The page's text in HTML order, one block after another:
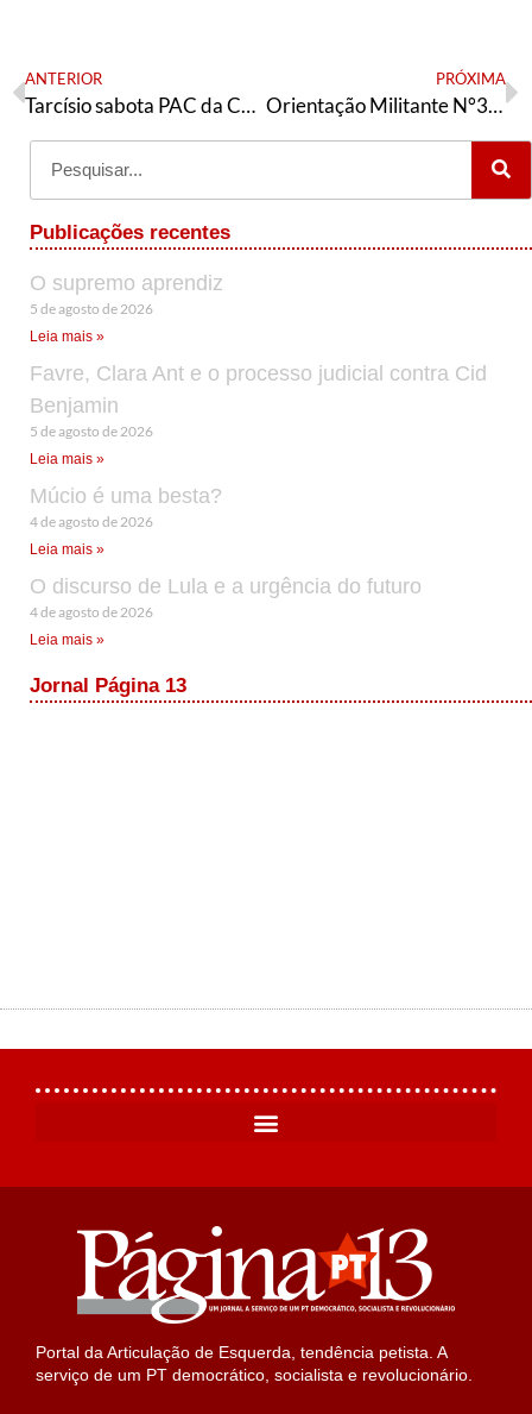
ANTERIOR
Tarcísio sabota PAC da Cultura e abre mão de milhões para construção de espaços culturais
PRÓXIMA
Orientação Militante N°394 (09 de dezembro de 2023)
Publicações recentes
O supremo aprendiz
5 de agosto de 2026
Leia mais »
Favre, Clara Ant e o processo judicial contra Cid
Benjamin
5 de agosto de 2026
Leia mais »
Múcio é uma besta?
4 de agosto de 2026
Leia mais »
O discurso de Lula e a urgência do futuro
4 de agosto de 2026
Leia mais »
Jornal Página 13
Portal da Articulação de Esquerda, tendência petista. A
serviço de um PT democrático, socialista e revolucionário.